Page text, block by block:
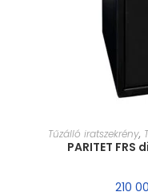
Tűzálló iratszekrény,
PARITET
210